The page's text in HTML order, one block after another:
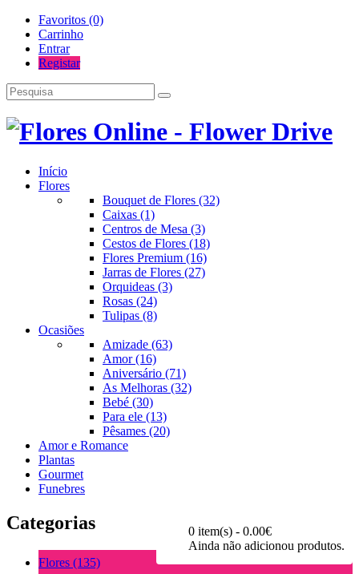
Favoritos (0)
Carrinho
Entrar
Registar
Início
Flores
Bouquet de Flores (32)
Caixas (1)
Centros de Mesa (3)
Cestos de Flores (18)
Flores Premium (16)
Jarras de Flores (27)
Orquideas (3)
Rosas (24)
Tulipas (8)
Ocasiões
Amizade (63)
Amor (16)
Aniversário (71)
As Melhoras (32)
Bebé (30)
Para ele (13)
Pêsames (20)
Amor e Romance
Plantas
Gourmet
Funebres
0 item(s) - 0.00€
Ainda não adicionou produtos.
Categorias
Flores (135)